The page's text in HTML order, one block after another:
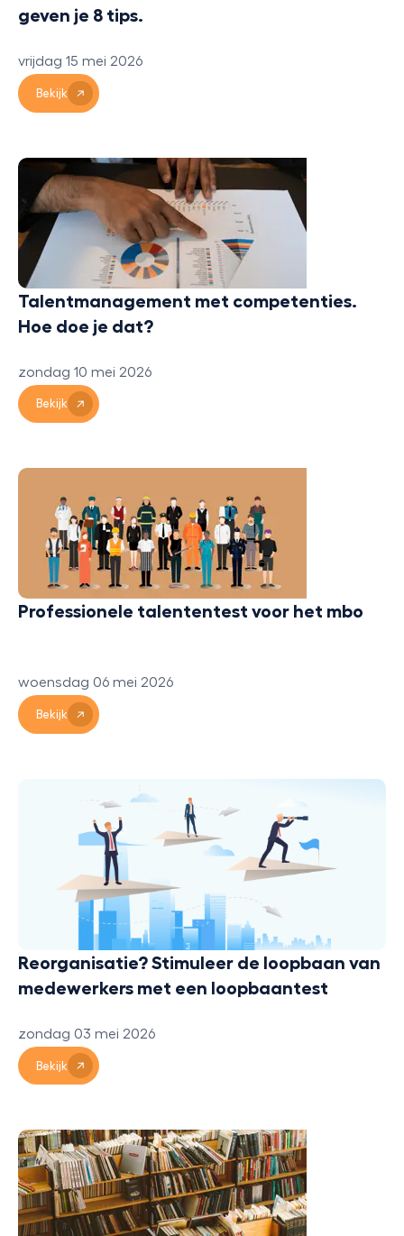
geven je 8 tips.
vrijdag 15 mei 2026
Bekijk
Talentmanagement met competenties.
Hoe doe je dat?
zondag 10 mei 2026
Bekijk
Professionele talententest voor het mbo
woensdag 06 mei 2026
Bekijk
Reorganisatie? Stimuleer de loopbaan van
medewerkers met een loopbaantest
zondag 03 mei 2026
Bekijk